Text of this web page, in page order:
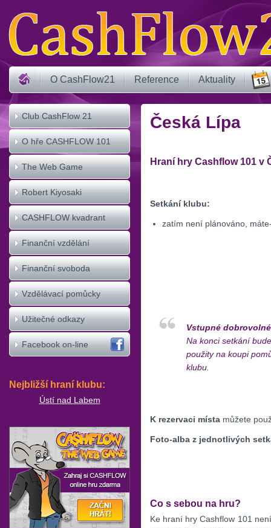
O CashFlow21 Reference Aktuality
Česká Lípa
Hraní hry Cashflow 101 v
Setkání klubu:
zatím není plánováno,
Vstupné dobrovolné
Na konci setkání
použity na koupi
klubu.
K rezervaci místa můžete
Foto-alba z jednotlivých
Co s sebou na hru?
Ke hraní hry Cashflow 101
Club CashFlow 21
O hře CASHFLOW 101
The Web Game
CASHFLOW
Robert Kiyosaki
CASHFLOW kvadrant
Finanční vzdělání
Finanční svoboda
Vzdělávací pomůcky
Užitečné odkazy
Facebook on-line
Nejbližší hraní klubu:
Ústí nad Labem